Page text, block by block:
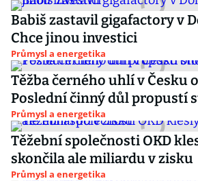
Babiš zastavil gigafactory v
Chce jinou investici
Průmysl a energetika
Těžba černého uhlí v Česku
Poslední činný důl propustí
Průmysl a energetika
Těžební společnosti OKD
skončila ale miliardu v zisku
Průmysl a energetika